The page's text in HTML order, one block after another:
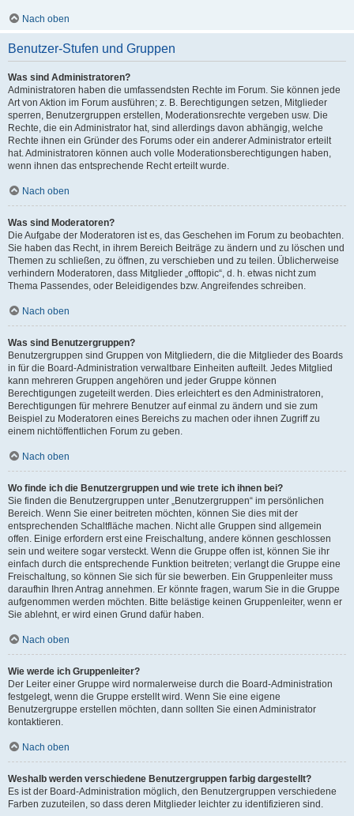
Nach oben
Benutzer-Stufen und Gruppen
Was sind Administratoren?
Administratoren haben die umfassendsten Rechte im Forum. Sie können jede
Art von Aktion im Forum ausführen; z. B. Berechtigungen setzen, Mitglieder
sperren, Benutzergruppen erstellen, Moderationsrechte vergeben usw. Die
Rechte, die ein Administrator hat, sind allerdings davon abhängig, welche
Rechte ihnen ein Gründer des Forums oder ein anderer Administrator erteilt
hat. Administratoren können auch volle Moderationsberechtigungen haben,
wenn ihnen das entsprechende Recht erteilt wurde.
Nach oben
Was sind Moderatoren?
Die Aufgabe der Moderatoren ist es, das Geschehen im Forum zu beobachten.
Sie haben das Recht, in ihrem Bereich Beiträge zu ändern und zu löschen und
Themen zu schließen, zu öffnen, zu verschieben und zu teilen. Üblicherweise
verhindern Moderatoren, dass Mitglieder „offtopic“, d. h. etwas nicht zum
Thema Passendes, oder Beleidigendes bzw. Angreifendes schreiben.
Nach oben
Was sind Benutzergruppen?
Benutzergruppen sind Gruppen von Mitgliedern, die die Mitglieder des Boards
in für die Board-Administration verwaltbare Einheiten aufteilt. Jedes Mitglied
kann mehreren Gruppen angehören und jeder Gruppe können
Berechtigungen zugeteilt werden. Dies erleichtert es den Administratoren,
Berechtigungen für mehrere Benutzer auf einmal zu ändern und sie zum
Beispiel zu Moderatoren eines Bereichs zu machen oder ihnen Zugriff zu
einem nichtöffentlichen Forum zu geben.
Nach oben
Wo finde ich die Benutzergruppen und wie trete ich ihnen bei?
Sie finden die Benutzergruppen unter „Benutzergruppen“ im persönlichen
Bereich. Wenn Sie einer beitreten möchten, können Sie dies mit der
entsprechenden Schaltfläche machen. Nicht alle Gruppen sind allgemein
offen. Einige erfordern erst eine Freischaltung, andere können geschlossen
sein und weitere sogar versteckt. Wenn die Gruppe offen ist, können Sie ihr
einfach durch die entsprechende Funktion beitreten; verlangt die Gruppe eine
Freischaltung, so können Sie sich für sie bewerben. Ein Gruppenleiter muss
daraufhin Ihren Antrag annehmen. Er könnte fragen, warum Sie in die Gruppe
aufgenommen werden möchten. Bitte belästige keinen Gruppenleiter, wenn er
Sie ablehnt, er wird einen Grund dafür haben.
Nach oben
Wie werde ich Gruppenleiter?
Der Leiter einer Gruppe wird normalerweise durch die Board-Administration
festgelegt, wenn die Gruppe erstellt wird. Wenn Sie eine eigene
Benutzergruppe erstellen möchten, dann sollten Sie einen Administrator
kontaktieren.
Nach oben
Weshalb werden verschiedene Benutzergruppen farbig dargestellt?
Es ist der Board-Administration möglich, den Benutzergruppen verschiedene
Farben zuzuteilen, so dass deren Mitglieder leichter zu identifizieren sind.